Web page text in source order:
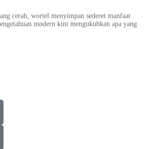
cerah, wortel menyimpan sederet manfaat
modern kini mengukuhkan apa yang